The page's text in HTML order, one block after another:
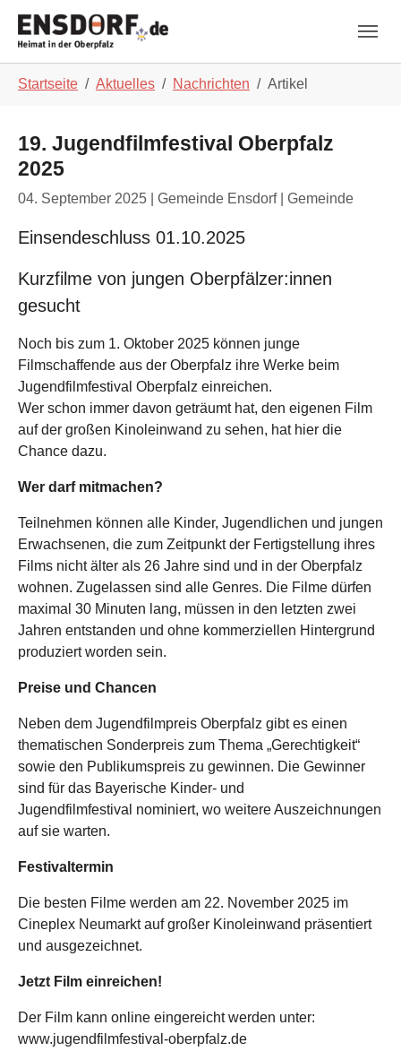
Startseite Aktuelles Nachrichten Artikel
19. Jugendfilmfestival Oberpfalz
2025
04. September 2025 | Gemeinde Ensdorf | Gemeinde
Einsendeschluss 01.10.2025
Kurzfilme von jungen Oberpfälzer:innen
gesucht
Noch bis zum 1. Oktober 2025 können junge
Filmschaffende aus der Oberpfalz ihre Werke beim
Jugendfilmfestival Oberpfalz einreichen.
Wer schon immer davon geträumt hat, den eigenen Film
auf der großen Kinoleinwand zu sehen, hat hier die
Chance dazu.
Wer darf mitmachen?
Teilnehmen können alle Kinder, Jugendlichen und jungen
Erwachsenen, die zum Zeitpunkt der Fertigstellung ihres
Films nicht älter als 26 Jahre sind und in der Oberpfalz
wohnen. Zugelassen sind alle Genres. Die Filme dürfen
maximal 30 Minuten lang, müssen in den letzten zwei
Jahren entstanden und ohne kommerziellen Hintergrund
produziert worden sein.
Preise und Chancen
Neben dem Jugendfilmpreis Oberpfalz gibt es einen
thematischen Sonderpreis zum Thema „Gerechtigkeit“
sowie den Publikumspreis zu gewinnen. Die Gewinner
sind für das Bayerische Kinder- und
Jugendfilmfestival nominiert, wo weitere Auszeichnungen
auf sie warten.
Festivaltermin
Die besten Filme werden am 22. November 2025 im
Cineplex Neumarkt auf großer Kinoleinwand präsentiert
und ausgezeichnet.
Jetzt Film einreichen!
Der Film kann online eingereicht werden unter:
www.jugendfilmfestival-oberpfalz.de